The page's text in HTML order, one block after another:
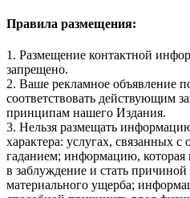
Правила размещения:
1. Размещение контактной
запрещено.
2. Ваше рекламное объявление
соответствовать действующим
принципам нашего Издания.
3. Нельзя размещать
характера: услугах, связанных с
гаданием; информацию, которая
в заблуждение и стать
материального ущерба;